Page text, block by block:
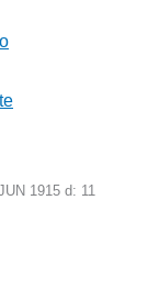
1915 d: 11